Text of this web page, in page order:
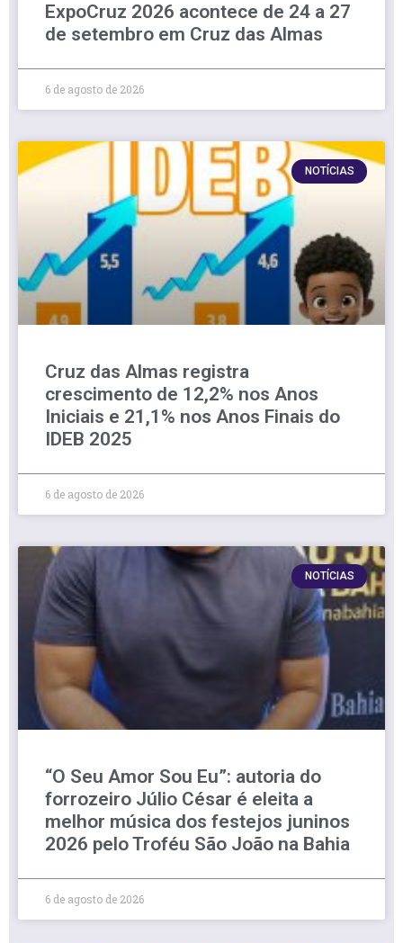
ExpoCruz 2026 acontece de 24 a 27
de setembro em Cruz das Almas
6 de agosto de 2026
NOTÍCIAS
Cruz das Almas registra
crescimento de 12,2% nos Anos
Iniciais e 21,1% nos Anos Finais do
IDEB 2025
6 de agosto de 2026
NOTÍCIAS
“O Seu Amor Sou Eu”: autoria do
forrozeiro Júlio César é eleita a
melhor música dos festejos juninos
2026 pelo Troféu São João na Bahia
6 de agosto de 2026